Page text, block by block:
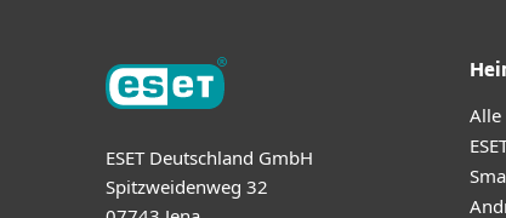
ESET Deutschland GmbH
Spitzweidenweg 32
Alle